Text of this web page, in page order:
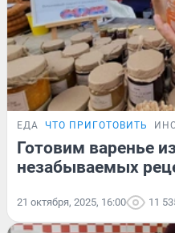
ЕДА ЧТО ПРИГОТОВИТЬ
Готовим варенье
незабываемых
21 октября, 2025, 16:00 11